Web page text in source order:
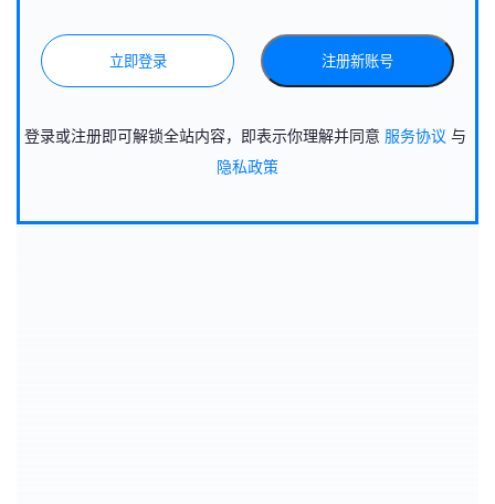
立即登录 注册新账号
登录或注册即可解锁全站内容，即表示你理解并同意 服务协议 与
隐私政策